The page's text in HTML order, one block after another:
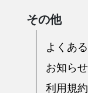
その他
よくあ
お知らせ
利用規約